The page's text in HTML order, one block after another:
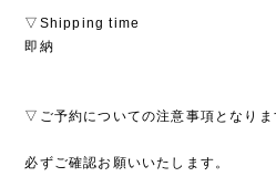
▽Shipping time
即納
▽ご予約についての注意事項となり
必ずご確認お願いいたします。